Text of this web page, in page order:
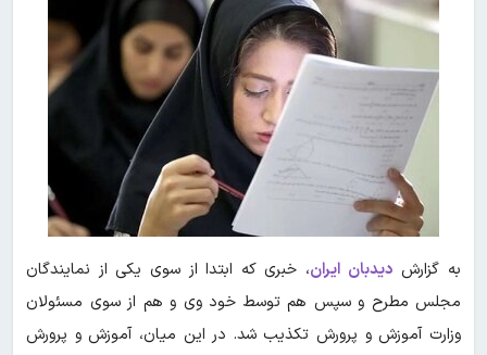
به گزارش دیدبان ایران، خبری که ابتدا از سوی یکی از نمایندگان
مجلس مطرح و سپس هم توسط خود وی و هم از سوی مسئولان
وزارت آموزش و پرورش تکذیب شد. در این میان، آموزش و پرورش